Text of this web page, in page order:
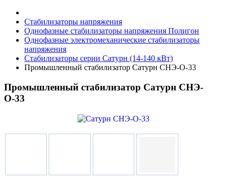
Стабилизаторы напряжения
Однофазные стабилизаторы напряжения Полигон
Однофазные электромеханические стабилизаторы
напряжения
Стабилизаторы серии Сатурн (14-140 кВт)
Промышленный стабилизатор Сатурн СНЭ-О-33
Промышленный стабилизатор Сатурн СНЭ-
О-33